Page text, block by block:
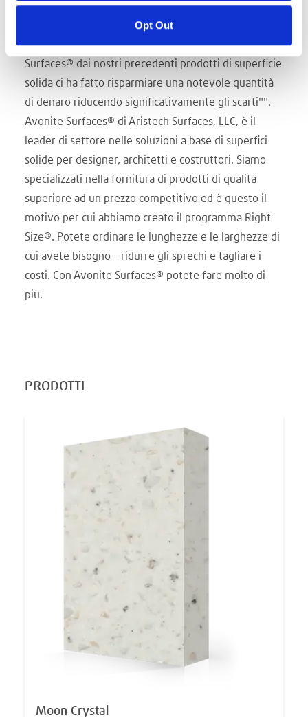
Opt Out
e ulteriori 2.800 dollari in manodopera, non dovendo
tagliare le lastre per adattarle alle esigenze. Il
passaggio alla superficie solida acrilica Avonite
Surfaces® dai nostri precedenti prodotti di superficie
solida ci ha fatto risparmiare una notevole quantità
di denaro riducendo significativamente gli scarti"".
Avonite Surfaces® di Aristech Surfaces, LLC, è il
leader di settore nelle soluzioni a base di superfici
solide per designer, architetti e costruttori. Siamo
specializzati nella fornitura di prodotti di qualità
superiore ad un prezzo competitivo ed è questo il
motivo per cui abbiamo creato il programma Right
Size®. Potete ordinare le lunghezze e le larghezze di
cui avete bisogno - ridurre gli sprechi e tagliare i
costi. Con Avonite Surfaces® potete fare molto di
più.
PRODOTTI
Moon Crystal